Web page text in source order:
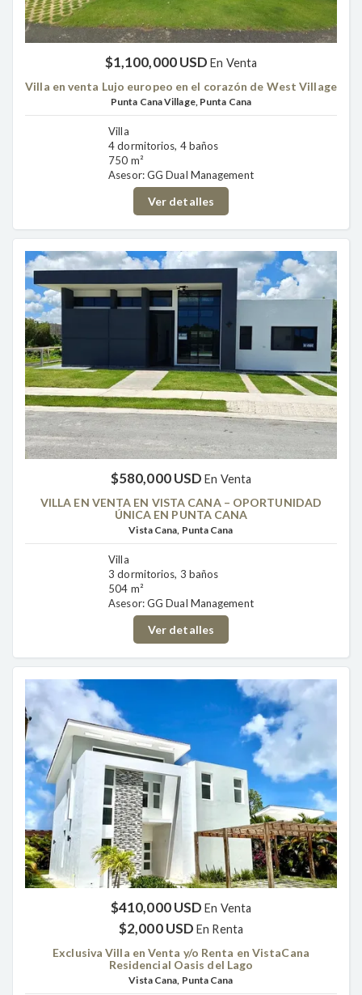
$1,100,000 USDEn Venta
Villa en venta Lujo europeo en el corazón de West Village
Punta Cana Village, Punta Cana
Villa
4 dormitorios, 4 baños
750 m²
Asesor: GG Dual Management
Ver detalles
$580,000 USDEn Venta
VILLA EN VENTA EN VISTA CANA – OPORTUNIDAD
ÚNICA EN PUNTA CANA
Vista Cana, Punta Cana
Villa
3 dormitorios, 3 baños
504 m²
Asesor: GG Dual Management
Ver detalles
$410,000 USDEn Venta
$2,000 USDEn Renta
Exclusiva Villa en Venta y/o Renta en VistaCana
Residencial Oasis del Lago
Vista Cana, Punta Cana